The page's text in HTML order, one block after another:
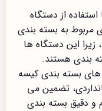
استفاده از دستگاه
مربوط به بسته بندی
این دستگاه ها
بندی هستند.
بسته بندی کیسه
تضمین می
دقیق بسته بندی